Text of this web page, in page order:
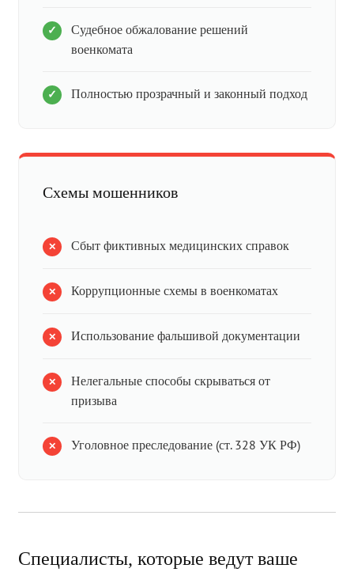
Судебное обжалование решений
военкомата
Полностью прозрачный и законный подход
Схемы мошенников
Сбыт фиктивных медицинских справок
Коррупционные схемы в военкоматах
Использование фальшивой документации
Нелегальные способы скрываться от
призыва
Уголовное преследование (ст. 328 УК РФ)
Специалисты, которые ведут ваше